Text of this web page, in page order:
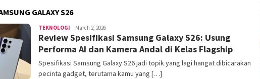
GALAXY S26
TEKNOLOGI areacewe1
March 2, 2026
Review Spesifikasi Samsung Galaxy S26: Usung
Performa AI dan Kamera Andal di Kelas Flagship
Spesifikasi Samsung Galaxy S26 jadi topik yang lagi hangat dibicarakan
pecinta gadget, terutama kamu yang […]